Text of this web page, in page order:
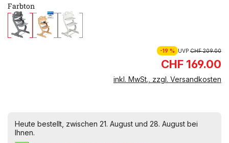
Farbton
-19 % UVPCHF 209.00
CHF 169.00
inkl. MwSt., zzgl. Versandkosten
Heute bestellt, zwischen 21. August und 28. August bei
Ihnen.